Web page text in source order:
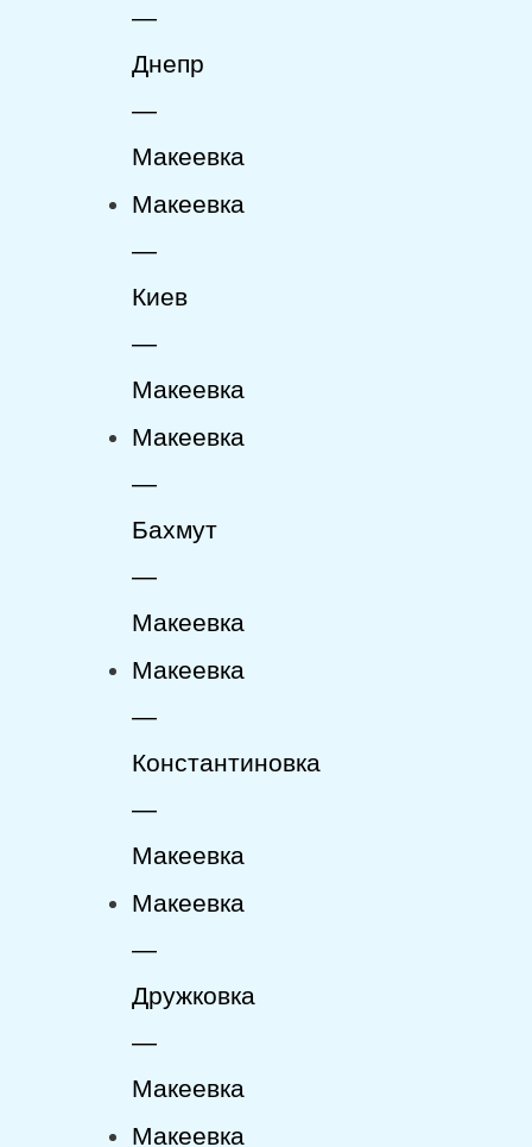
—
Днепр
—
Макеевка
Макеевка
—
Киев
—
Макеевка
Макеевка
—
Бахмут
—
Макеевка
Макеевка
—
Константиновка
—
Макеевка
Макеевка
—
Дружковка
—
Макеевка
Макеевка